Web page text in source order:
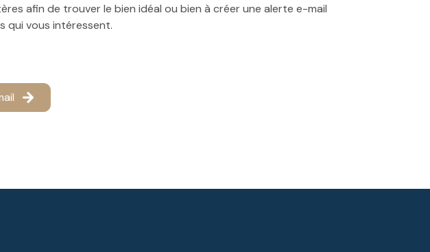
afin de trouver le bien idéal ou bien à créer une alerte e-mail
qui vous intéressent.